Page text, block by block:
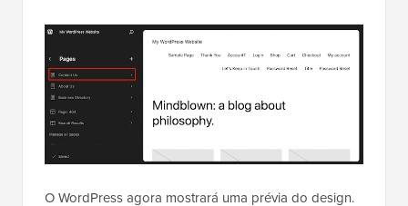
O WordPress agora mostrará uma prévia do design.